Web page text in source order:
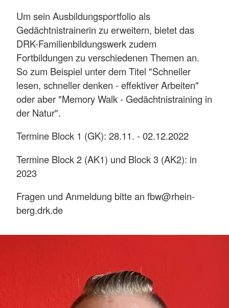
Um sein Ausbildungsportfolio als
Gedächtnistrainerin zu erweitern, bietet das
DRK-Familienbildungswerk zudem
Fortbildungen zu verschiedenen Themen an.
So zum Beispiel unter dem Titel "Schneller
lesen, schneller denken - effektiver Arbeiten"
oder aber "Memory Walk - Gedächtnistraining in
der Natur".
Termine Block 1 (GK): 28.11. - 02.12.2022
Termine Block 2 (AK1) und Block 3 (AK2): in
2023
Fragen und Anmeldung bitte an fbw@rhein-
berg.drk.de